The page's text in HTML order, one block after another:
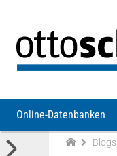
Online-Datenbanken
Blogs